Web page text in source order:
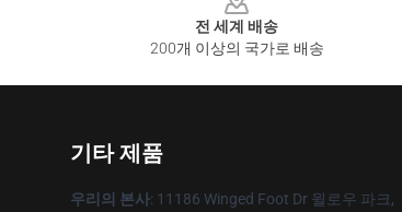
전 세계 배송
200개 이상의 국가로 배송
기타 제품
우리의 본사: 11186 Winged Foot Dr 윌로우 파크,